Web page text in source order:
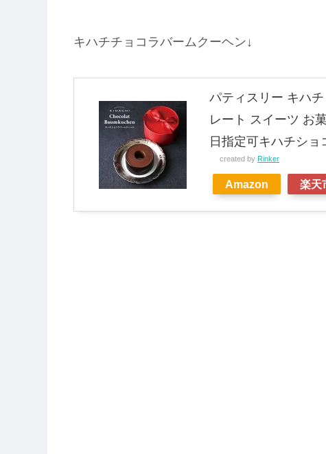
キハチチョコラバームクーヘン↓
パティスリー キハ
レート スイーツ お
日指定可キハチシ
created by Rinker
Amazon 楽天